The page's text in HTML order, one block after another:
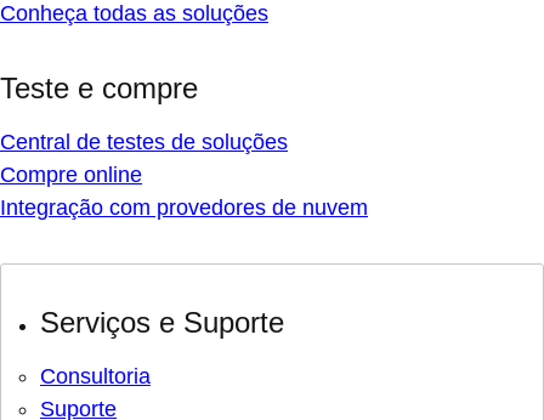
Conheça todas as soluções
Teste e compre
Central de testes de soluções
Compre online
Integração com provedores de nuvem
Serviços e Suporte
Consultoria
Suporte